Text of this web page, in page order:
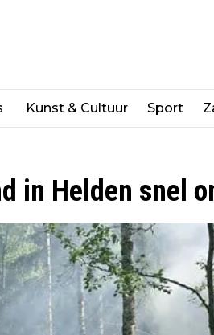
Kunst & Cultuur Sport
in Helden snel